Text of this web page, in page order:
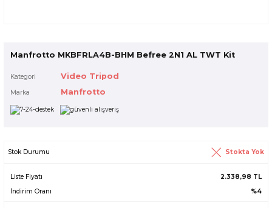
Manfrotto MKBFRLA4B-BHM Befree 2N1 AL TWT Kit
Kategori Video Tripod
Marka Manfrotto
Stok Durumu Stokta Yok
Liste Fiyatı
2.338,98 TL
İndirim Oranı
%4